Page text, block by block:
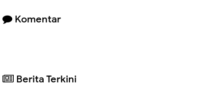
Komentar
Berita Terkini